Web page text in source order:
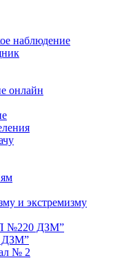
наблюдение
онлайн
и экстремизму
№220 ДЗМ”
ДЗМ”
№ 2